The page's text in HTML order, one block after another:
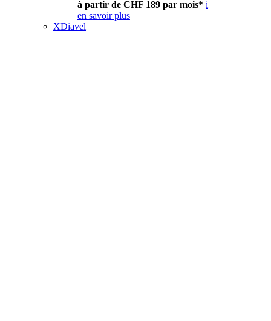
à partir de CHF 189 par mois* i
en savoir plus
XDiavel